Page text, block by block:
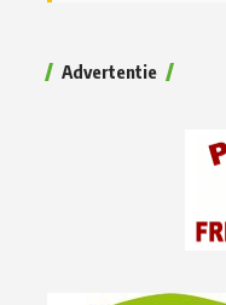
Advertentie